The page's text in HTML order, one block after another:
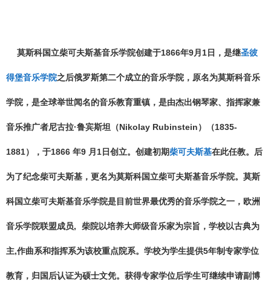
莫斯科国立柴可夫斯基音乐学院创建于1866年9月1日，是继圣彼
得堡音乐学院之后俄罗斯第二个成立的音乐学院，原名为莫斯科音乐
学院，是全球举世闻名的音乐教育重镇，是由杰出钢琴家、指挥家兼
音乐推广者尼古拉·鲁宾斯坦（Nikolay Rubinstein）（1835-
1881），于1866 年9 月1日创立。创建初期柴可夫斯基在此任教。后
为了纪念柴可夫斯基，更名为莫斯科国立柴可夫斯基音乐学院。莫斯
科国立柴可夫斯基音乐学院是目前世界最优秀的音乐学院之一，欧洲
音乐学院联盟成员, 柴院以培养大师级音乐家为宗旨，学校以古典为
主,作曲系和指挥系为该校重点院系。学校为学生提供5年制专家学位
教育，归国后认证为硕士文凭。获得专家学位后学生可继续申请副博